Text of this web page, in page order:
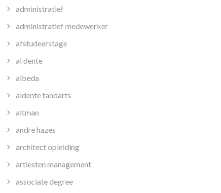
administratief
administratief medewerker
afstudeerstage
al dente
albeda
aldente tandarts
altman
andre hazes
architect opleiding
artiesten management
associate degree